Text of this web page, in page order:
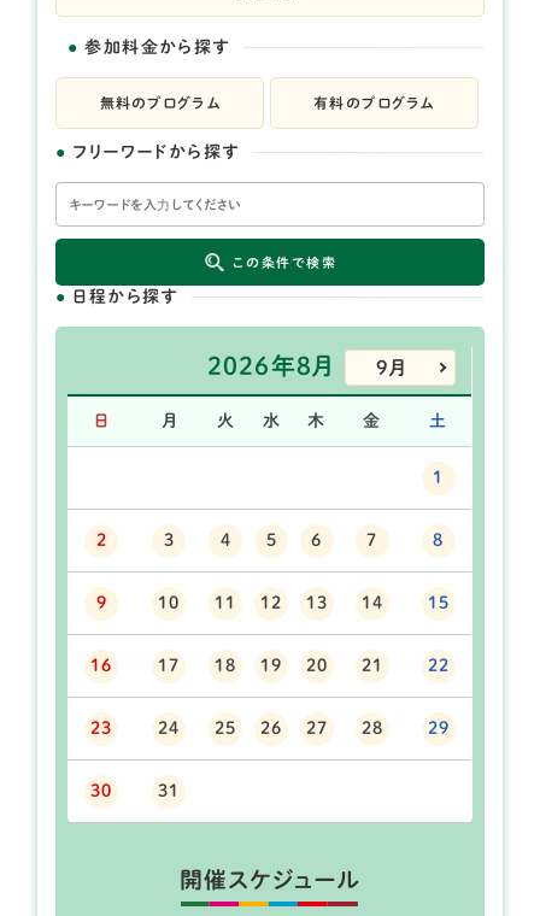
参加料金から探す
無料のプログラム 有料のプログラム
フリーワードから探す
この条件で検索
日程から探す
2026年8月 9月
日 月 火 水 木 金 土
1
2 3 4 5 6 7 8
9 10 11 12 13 14 15
16 17 18 19 20 21 22
23 24 25 26 27 28 29
30 31
開催スケジュール